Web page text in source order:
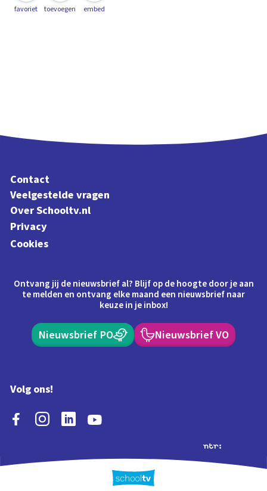
favoriet toevoegen embed
Contact
Veelgestelde vragen
Over Schooltv.nl
Privacy
Cookies
Ontvang jij de nieuwsbrief al? Blijf op de hoogte door je aan
te melden en ontvang elke maand een nieuwsbrief naar
keuze in je inbox!
Nieuwsbrief PO Nieuwsbrief VO
Volg ons!